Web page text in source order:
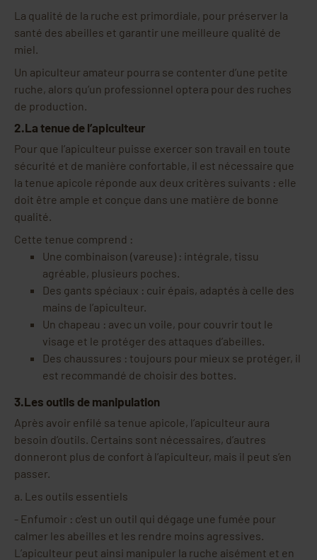
La qualité de la ruche est primordiale, pour préserver la
santé des abeilles et garantir une meilleure qualité de
miel.
Un apiculteur amateur pourra se contenter d’une petite
ruche, alors qu’un professionnel optera pour des ruches
de production.
2.La tenue de l’apiculteur
Pour que l’apiculteur puisse exercer son travail en toute
sécurité et de manière confortable, il est nécessaire que
la tenue apicole réponde aux deux critères suivants : elle
doit être ample et conçue dans une matière de bonne
qualité.
Cette tenue comprend :
Une combinaison (vareuse) : intégrale, tissu
agréable, plusieurs poches.
Des gants spéciaux : cuir épais, adaptés à celle des
mains de l’apiculteur.
Un chapeau : avec un voile, pour couvrir tout le
visage et le protéger des attaques d’abeilles.
Des chaussures : toujours pour mieux se protéger, il
est recommandé de choisir des bottes.
3.Les outils de manipulation
Après avoir enfilé sa tenue apicole, l’apiculteur aura
besoin d’outils. Certains sont nécessaires, d’autres
donneront plus de confort à l’apiculteur, mais il peut s’en
passer.
a. Les outils essentiels
- Enfumoir : c’est un outil qui dégage une fumée pour
calmer les abeilles et les rendre moins agressives.
L’apiculteur peut ainsi manipuler la ruche aisément et en